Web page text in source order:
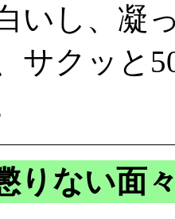
いし、
サクッと
りない面